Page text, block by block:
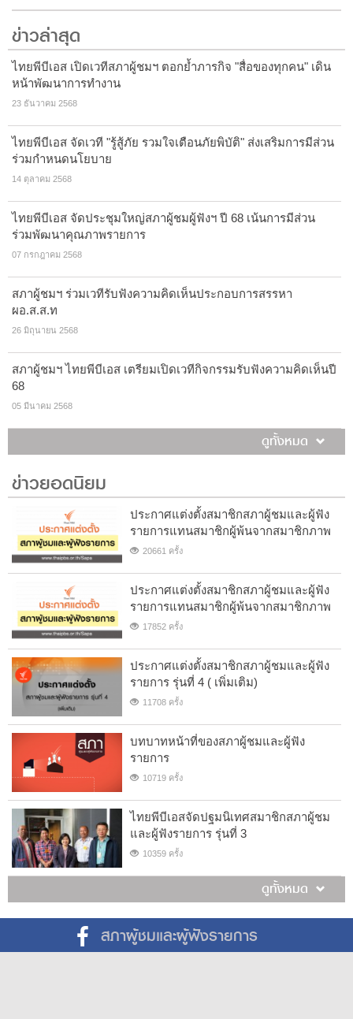
ข่าวล่าสุด
ไทยพีบีเอส เปิดเวทีสภาผู้ชมฯ ตอกย้ำภารกิจ "สื่อของทุกคน" เดิน
หน้าพัฒนาการทำงาน
23 ธันวาคม 2568
ไทยพีบีเอส จัดเวที "รู้สู้ภัย รวมใจเตือนภัยพิบัติ" ส่งเสริมการมีส่วน
ร่วมกำหนดนโยบาย
14 ตุลาคม 2568
ไทยพีบีเอส จัดประชุมใหญ่สภาผู้ชมผู้ฟังฯ ปี 68 เน้นการมีส่วน
ร่วมพัฒนาคุณภาพรายการ
07 กรกฎาคม 2568
สภาผู้ชมฯ ร่วมเวทีรับฟังความคิดเห็นประกอบการสรรหา
ผอ.ส.ส.ท
26 มิถุนายน 2568
สภาผู้ชมฯ ไทยพีบีเอส เตรียมเปิดเวทีกิจกรรมรับฟังความคิดเห็นปี
68
05 มีนาคม 2568
ดูทั้งหมด
ข่าวยอดนิยม
ประกาศแต่งตั้งสมาชิกสภาผู้ชมและผู้ฟัง
รายการแทนสมาชิกผู้พ้นจากสมาชิกภาพ
20661 ครั้ง
ประกาศแต่งตั้งสมาชิกสภาผู้ชมและผู้ฟัง
รายการแทนสมาชิกผู้พ้นจากสมาชิกภาพ
17852 ครั้ง
ประกาศแต่งตั้งสมาชิกสภาผู้ชมและผู้ฟัง
รายการ รุ่นที่ 4 ( เพิ่มเติม)
11708 ครั้ง
บทบาทหน้าที่ของสภาผู้ชมและผู้ฟัง
รายการ
10719 ครั้ง
ไทยพีบีเอสจัดปฐมนิเทศสมาชิกสภาผู้ชม
และผู้ฟังรายการ รุ่นที่ 3
10359 ครั้ง
ดูทั้งหมด
สภาผู้ชมและผู้ฟังรายการ